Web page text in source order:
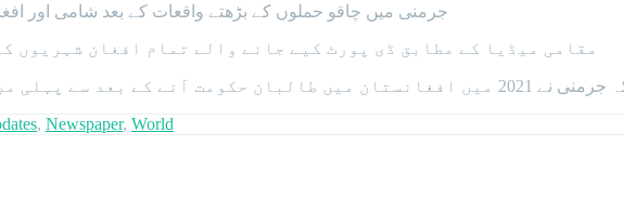
جرمنی میں چاقو حملوں کے بڑھتے واقعات کے بعد شامی اور افغان
مقامی میڈیا کے مطابق ڈی پورٹ کیے جانے والے تمام افغان شہریوں
کے بعد سے پہلی مرتبہ افغان شہریوں کو ڈی پورٹ کیا ہے۔
, Newspaper, World